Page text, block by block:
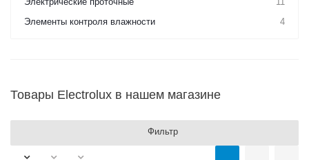
Элементы контроля влажности
4
Товары Electrolux в нашем магазине
Фильтр